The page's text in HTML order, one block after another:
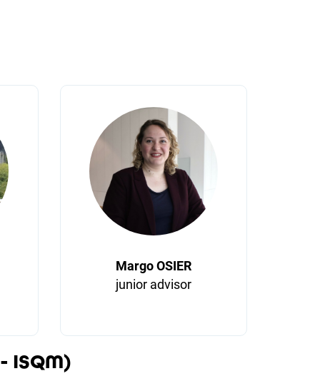
Margo OSIER
junior advisor
ISQM)